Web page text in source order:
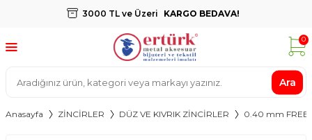
3000 TL ve Üzeri KARGO BEDAVA!
Ara
0
Anasayfa ZİNCİRLER DÜZ VE KIVRIK ZİNCİRLER 0.40 mm FREE